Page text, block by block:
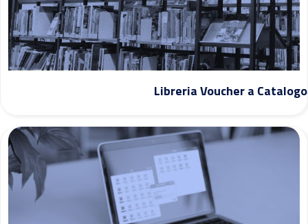
Libreria Voucher a Catalogo